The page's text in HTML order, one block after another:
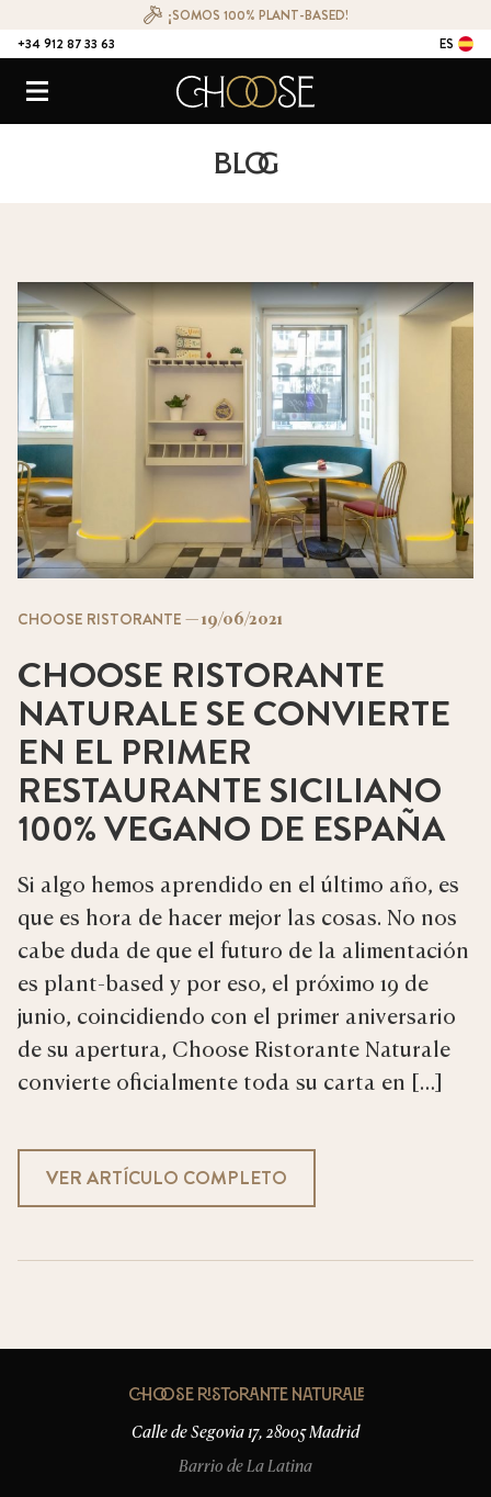
¡SOMOS 100% PLANT-BASED!
+34 912 87 33 63
ES
Menú Choose Ristorante Naturale
Blog
CHOOSE RISTORANTE —19/06/2021
CHOOSE RISTORANTE
NATURALE SE CONVIERTE
EN EL PRIMER
RESTAURANTE SICILIANO
100% VEGANO DE ESPAÑA
Si algo hemos aprendido en el último año, es
que es hora de hacer mejor las cosas. No nos
cabe duda de que el futuro de la alimentación
es plant-based y por eso, el próximo 19 de
junio, coincidiendo con el primer aniversario
de su apertura, Choose Ristorante Naturale
convierte oficialmente toda su carta en […]
VER ARTÍCULO COMPLETO
Choose Ristorante Naturale
Calle de Segovia 17, 28005 Madrid
Barrio de La Latina